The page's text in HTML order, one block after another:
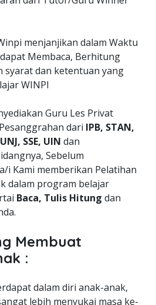
menjanjikan dalam Waktu
Membaca, Berhitung
syarat dan ketentuan yang
WINPI
Guru Les Privat
dari IPB, STAN,
SSE, UIN dan
Sebelum
i Kami memberikan Pelatihan
dalam program belajar
Baca, Tulis Hitung dan
Membuat
:
dalam diri anak-anak,
lebih menyukai masa ke-